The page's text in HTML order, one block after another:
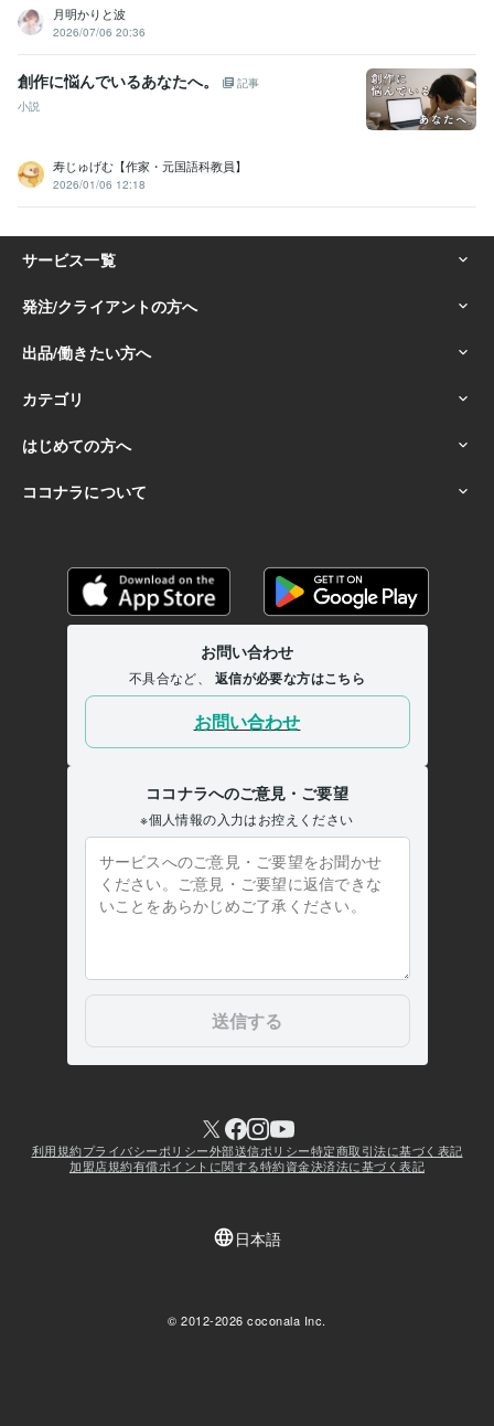
月明かりと波
2026/07/06 20:36
創作に悩んでいるあなたへ。
記事
小説
寿じゅげむ【作家・元国語科教員】
2026/01/06 12:18